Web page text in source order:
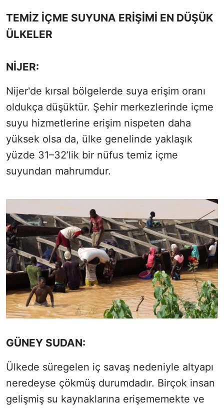
TEMİZ İÇME SUYUNA ERİŞİMİ EN DÜŞÜK
ÜLKELER
NİJER:
Nijer'de kırsal bölgelerde suya erişim oranı
oldukça düşüktür. Şehir merkezlerinde içme
suyu hizmetlerine erişim nispeten daha
yüksek olsa da, ülke genelinde yaklaşık
yüzde 31–32’lik bir nüfus temiz içme
suyundan mahrumdur.
GÜNEY SUDAN:
Ülkede süregelen iç savaş nedeniyle altyapı
neredeyse çökmüş durumdadır. Birçok insan
gelişmiş su kaynaklarına erişememekte ve